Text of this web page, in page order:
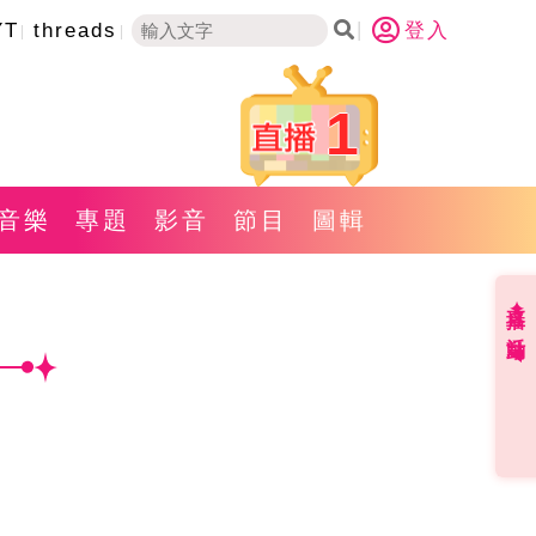
threads 登入
1
樂 專題 影音 節目 圖輯
直播✦活動